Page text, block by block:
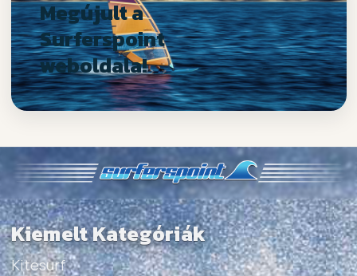
Megújult a
Surferspoint
weboldala!
Kiemelt Kategóriák
Kitesurf